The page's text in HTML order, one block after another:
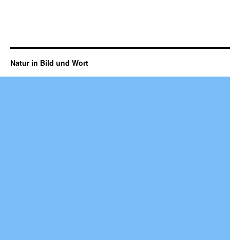
Natur in Bild und Wort